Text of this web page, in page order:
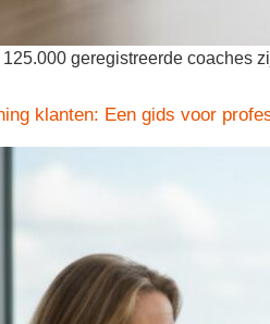
geregistreerde
klanten: Een gids voor